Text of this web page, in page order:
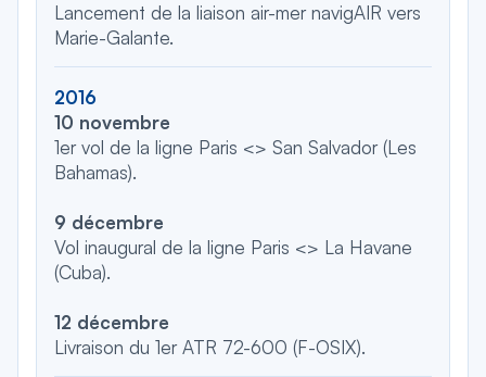
Lancement de la liaison air-mer navigAIR vers
Marie-Galante.
2016
10 novembre
1er vol de la ligne Paris <> San Salvador (Les
Bahamas).
9 décembre
Vol inaugural de la ligne Paris <> La Havane
(Cuba).
12 décembre
Livraison du 1er ATR 72-600 (F-OSIX).